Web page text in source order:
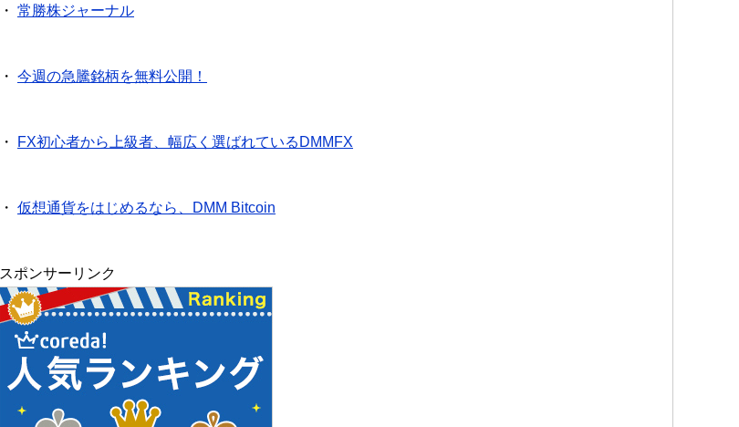
・ 常勝株ジャーナル
・ 今週の急騰銘柄を無料公開！
・ FX初心者から上級者、幅広く選ばれているDMMFX
・ 仮想通貨をはじめるなら、DMM Bitcoin
スポンサーリンク